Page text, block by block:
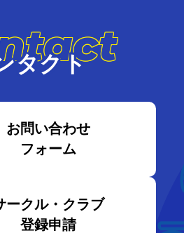
タクト
お問い合わせ
フォーム
ークル・クラブ
登録申請